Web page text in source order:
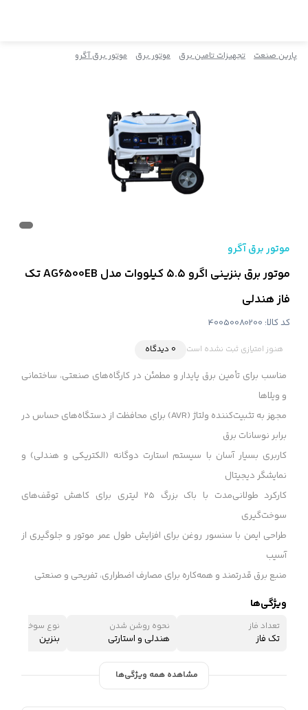
پارین صنعت تجهیزات تامین برق موتور برق موتور برق آگرو
موتور برق آگرو
موتور برق بنزینی اگرو ۵.۵ کیلووات مدل AG6500EB تک
فاز هندلی
کد کالا: 40050080200
هنوز امتیازی ثبت نشده است 0 دیدگاه
مناسب برای تأمین برق پایدار و مطمئن در کارگاه‌های صنعتی، ساختمانی
و ویلاها
مجهز به تثبیت‌کننده ولتاژ (AVR) برای محافظت از دستگاه‌های حساس در
برابر نوسانات برق
کاربری بسیار آسان با سیستم استارت دوگانه (الکتریکی و هندلی) و
نمایشگر دیجیتال
کارکرد طولانی‌مدت با باک بزرگ ۲۵ لیتری برای کاهش توقف‌های
سوخت‌گیری
طراحی ایمن با سنسور روغن برای افزایش طول عمر موتور و جلوگیری از
آسیب
منبع برق قدرتمند و همه‌کاره برای مصارف اضطراری، تفریحی و صنعتی
ویژگی‌ها
تعداد فاز
تک فاز
نحوه روشن شدن
هندلی و استارتی
نوع سوخت
بنزین
مشاهده همه ویژگی‌ها